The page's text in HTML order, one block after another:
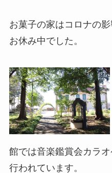
お菓子の家はコロナの
お休み中でした。
館では音楽鑑賞会カラ
行われています。